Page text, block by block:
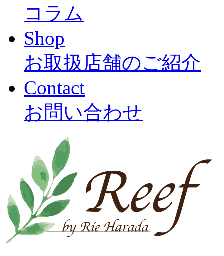
コラム
Shop
お取扱店舗のご紹介
Contact
お問い合わせ